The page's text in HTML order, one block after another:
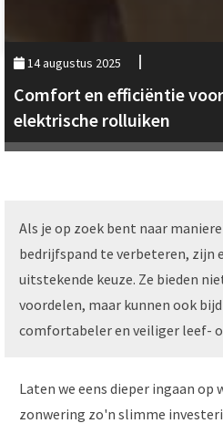
14 augustus 2025
Comfort en efficiëntie
elektrische rolluiken
Als je op zoek bent naar
bedrijfspand te verbeteren, zijn
uitstekende keuze. Ze bieden
voordelen, maar kunnen ook
comfortabeler en veiliger leef-
Laten we eens dieper ingaan op
zonwering zo'n slimme